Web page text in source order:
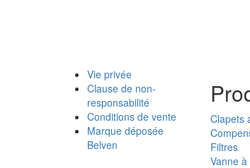
Vie privée
Clause de non-
responsabilité
Conditions de vente
Marque déposée
Belven
Clapets
Filtres
Vanne